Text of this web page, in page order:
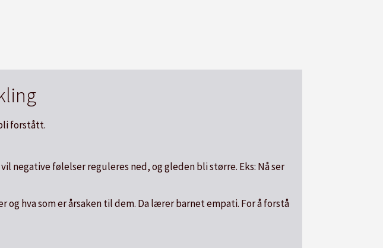
forstått.
negative følelser reguleres ned, og gleden bli større. Eks: Nå ser
hva som er årsaken til dem. Da lærer barnet empati. For å forstå